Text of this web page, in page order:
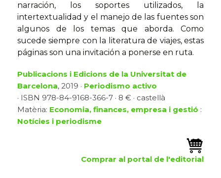
narración, los soportes utilizados, la
intertextualidad y el manejo de las fuentes son
algunos de los temas que aborda. Como
sucede siempre con la literatura de viajes, estas
páginas son una invitación a ponerse en ruta.
Publicacions i Edicions de la Universitat de
Barcelona, 2019 · Periodismo activo
· ISBN 978-84-9168-366-7 · 8 € · castellà
Matèria: Economia, finances, empresa i gestió :
Notícies i periodisme
Comprar al portal de l'editorial